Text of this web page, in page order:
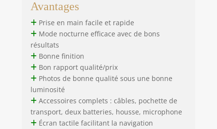
Avantages
Prise en main facile et rapide
Mode nocturne efficace avec de bons
résultats
Bonne finition
Bon rapport qualité/prix
Photos de bonne qualité sous une bonne
luminosité
Accessoires complets : câbles, pochette de
transport, deux batteries, housse, microphone
Écran tactile facilitant la navigation